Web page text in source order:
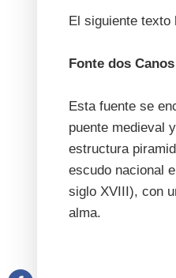
El siguiente texto
Fonte dos
Esta fuente se
puente medieval
estructura
escudo nacional
siglo XVIII), con
alma.